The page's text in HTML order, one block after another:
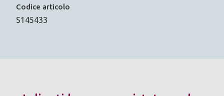
Codice articolo
S145433